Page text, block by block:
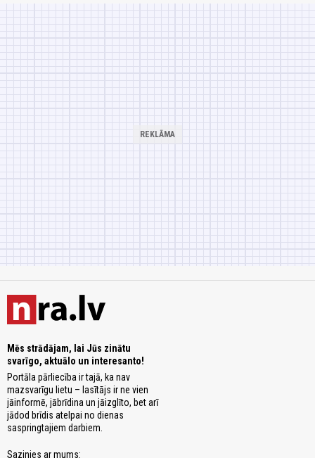
Mēs strādājam, lai Jūs zinātu
svarīgo, aktuālo un interesanto!
Portāla pārliecība ir tajā, ka nav
mazsvarīgu lietu – lasītājs ir ne vien
jāinformē, jābrīdina un jāizglīto, bet arī
jādod brīdis atelpai no dienas
saspringtajiem darbiem.
Sazinies ar mums: